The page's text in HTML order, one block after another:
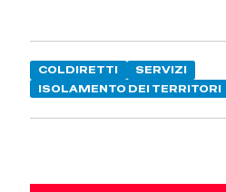
COLDIRETTI
SERVIZI
ISOLAMENTO DEI TERRITORI